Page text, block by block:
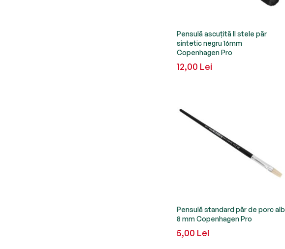
Pensulă ascuțită II stele păr
sintetic negru 16mm
Copenhagen Pro
12,00 Lei
Pensulă standard păr de porc alb
8 mm Copenhagen Pro
5,00 Lei